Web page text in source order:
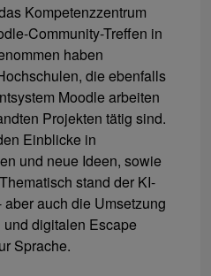
Kompetenzzentrum
Community-Treffen in
haben
die ebenfalls
Moodle arbeiten
Projekten tätig sind.
Einblicke in
und neue Ideen, sowie
stand der KI-
auch die Umsetzung
digitalen Escape
Sprache.